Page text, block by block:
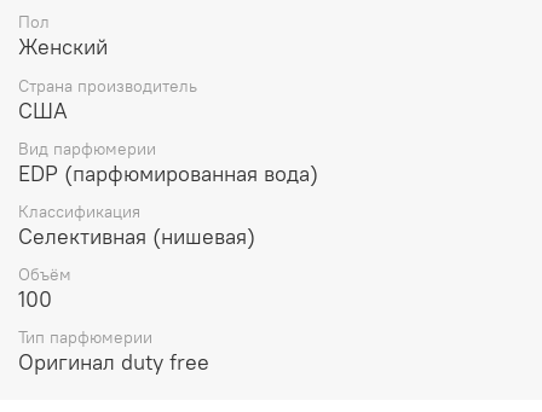
композиции сплетен благородными смолистыми
оттенками гималайского кедра и глубоким пряно-
хвойным аккордом величественного кипариса. Аромат
Anna Sui Fantasia заключен в изумительный
дизайнерский флакон, стильно украшенный золотой
фигуркой единорога.
Пол
Женский
Страна производитель
США
Вид парфюмерии
EDP (парфюмированная вода)
Классификация
Селективная (нишевая)
Объём
100
Тип парфюмерии
Оригинал duty free